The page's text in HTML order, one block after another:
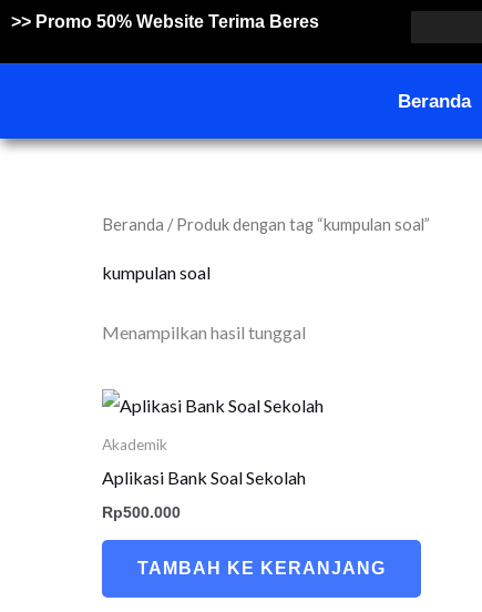
Lewati
>> Promo 50% Website Terima Beres
Beranda
Beranda / Produk dengan tag “kumpulan soal”
kumpulan soal
Menampilkan hasil tunggal
Akademik
Aplikasi Bank Soal Sekolah
Rp500.000
TAMBAH KE KERANJANG